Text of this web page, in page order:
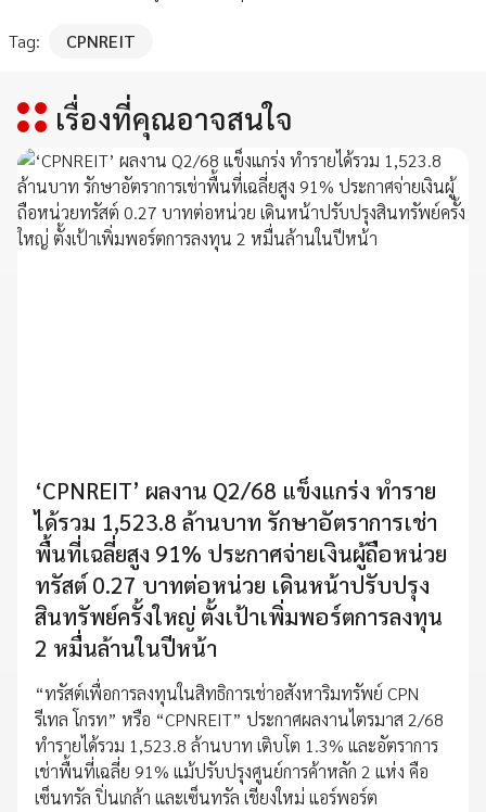
Tag: CPNREIT
เรื่องที่คุณอาจสนใจ
‘CPNREIT’ ผลงาน Q2/68 แข็งแกร่ง ทำราย
ได้รวม 1,523.8 ล้านบาท รักษาอัตราการเช่า
พื้นที่เฉลี่ยสูง 91% ประกาศจ่ายเงินผู้ถือหน่วย
ทรัสต์ 0.27 บาทต่อหน่วย เดินหน้าปรับปรุง
สินทรัพย์ครั้งใหญ่ ตั้งเป้าเพิ่มพอร์ตการลงทุน
2 หมื่นล้านในปีหน้า
“ทรัสต์เพื่อการลงทุนในสิทธิการเช่าอสังหาริมทรัพย์ CPN
รีเทล โกรท” หรือ “CPNREIT” ประกาศผลงานไตรมาส 2/68
ทำรายได้รวม 1,523.8 ล้านบาท เติบโต 1.3% และอัตราการ
เช่าพื้นที่เฉลี่ย 91% แม้ปรับปรุงศูนย์การค้าหลัก 2 แห่ง คือ
เซ็นทรัล ปิ่นเกล้า และเซ็นทรัล เชียงใหม่ แอร์พอร์ต